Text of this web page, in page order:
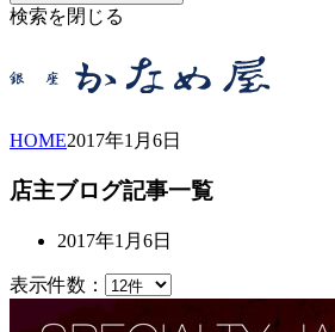
検索を閉じる
HOME2017年1月 6日
店主ブログ記事一覧
2017年1月6日
表示件数：